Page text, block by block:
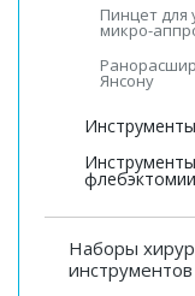
Пинцет для
микро-
Янсону
флебэктомии
Наборы
инструментов